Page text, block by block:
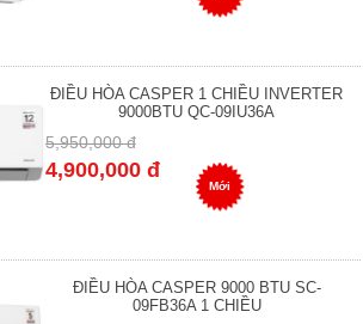
ĐIỀU HÒA CASPER 1 CHIỀU INVERTER
9000BTU QC-09IU36A
5,950,000 đ
4,900,000 đ
Mới
ĐIỀU HÒA CASPER 9000 BTU SC-
09FB36A 1 CHIỀU